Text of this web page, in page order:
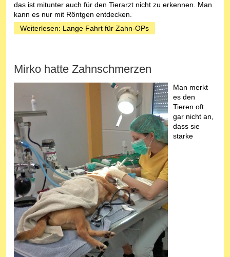
das ist mitunter auch für den Tierarzt nicht zu erkennen. Man
kann es nur mit Röntgen entdecken.
Weiterlesen: Lange Fahrt für Zahn-OPs
Mirko hatte Zahnschmerzen
Man merkt
es den
Tieren oft
gar nicht an,
dass sie
starke